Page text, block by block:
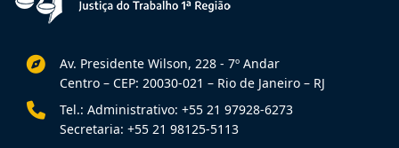
Av. Presidente Wilson, 228 - 7º Andar
Centro – CEP: 20030-021 – Rio de Janeiro – RJ
Tel.: Administrativo: +55 21 97928-6273
Secretaria: +55 21 98125-5113